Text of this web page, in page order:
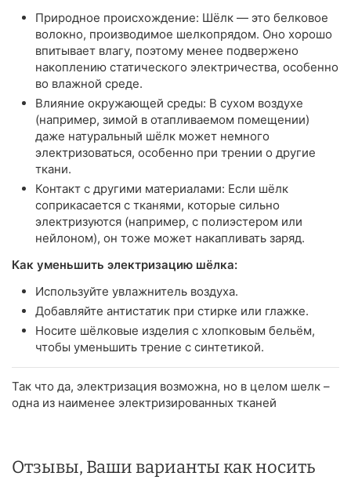
Природное происхождение: Шёлк — это белковое
волокно, производимое шелкопрядом. Оно хорошо
впитывает влагу, поэтому менее подвержено
накоплению статического электричества, особенно
во влажной среде.
Влияние окружающей среды: В сухом воздухе
(например, зимой в отапливаемом помещении)
даже натуральный шёлк может немного
электризоваться, особенно при трении о другие
ткани.
Контакт с другими материалами: Если шёлк
соприкасается с тканями, которые сильно
электризуются (например, с полиэстером или
нейлоном), он тоже может накапливать заряд.
Как уменьшить электризацию шёлка:
Используйте увлажнитель воздуха.
Добавляйте антистатик при стирке или глажке.
Носите шёлковые изделия с хлопковым бельём,
чтобы уменьшить трение с синтетикой.
Так что да, электризация возможна, но в целом шелк –
одна из наименее электризированных тканей
Отзывы, Ваши варианты как носить